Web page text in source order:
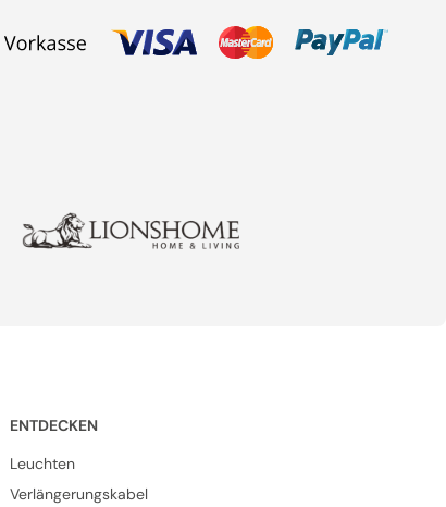
ENTDECKEN
Leuchten
Verlängerungskabel